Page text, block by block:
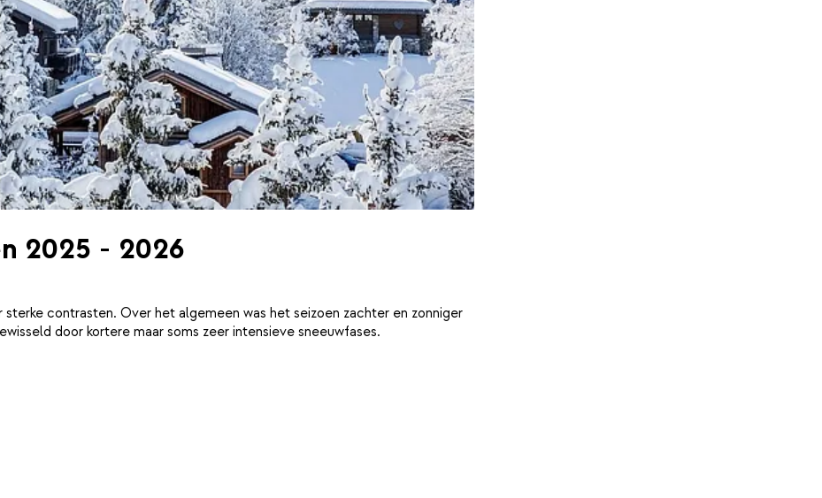
2025 - 2026
contrasten. Over het algemeen was het seizoen zachter en zonniger
door kortere maar soms zeer intensieve sneeuwfases.